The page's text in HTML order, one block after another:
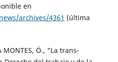
en
archives/4361 (última
MONTES, Ó., "La trans-